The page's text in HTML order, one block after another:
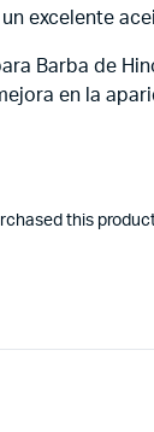
excelente
Barba de
en la
this